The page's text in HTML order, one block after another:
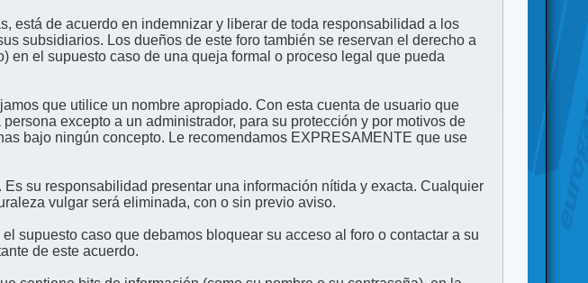
está de acuerdo en indemnizar y liberar de toda responsabilidad a los
subsidiarios. Los dueños de este foro también se reservan el derecho a
el supuesto caso de una queja formal o proceso legal que pueda
que utilice un nombre apropiado. Con esta cuenta de usuario que
excepto a un administrador, para su protección y por motivos de
bajo ningún concepto. Le recomendamos EXPRESAMENTE que use
su responsabilidad presentar una información nítida y exacta. Cualquier
vulgar será eliminada, con o sin previo aviso.
supuesto caso que debamos bloquear su acceso al foro o contactar a su
de este acuerdo.